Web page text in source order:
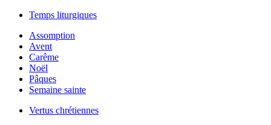
Temps liturgiques
Assomption
Avent
Carême
Noël
Pâques
Semaine sainte
Vertus chrétiennes